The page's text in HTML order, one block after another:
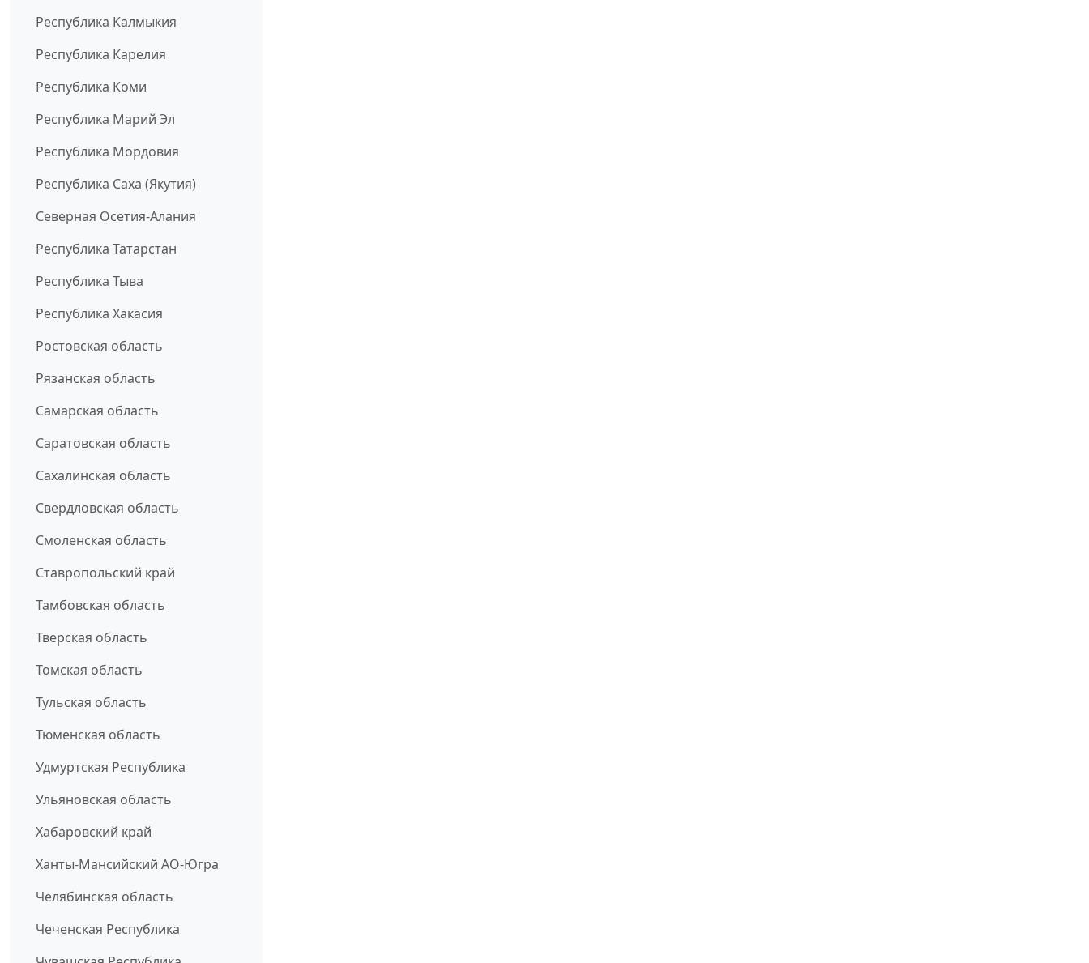
Республика Калмыкия
Республика Карелия
Республика Коми
Республика Марий Эл
Республика Мордовия
Республика Саха (Якутия)
Северная Осетия-Алания
Республика Татарстан
Республика Тыва
Республика Хакасия
Ростовская область
Рязанская область
Самарская область
Саратовская область
Сахалинская область
Свердловская область
Смоленская область
Ставропольский край
Тамбовская область
Тверская область
Томская область
Тульская область
Тюменская область
Удмуртская Республика
Ульяновская область
Хабаровский край
Ханты-Мансийский АО-Югра
Челябинская область
Чеченская Республика